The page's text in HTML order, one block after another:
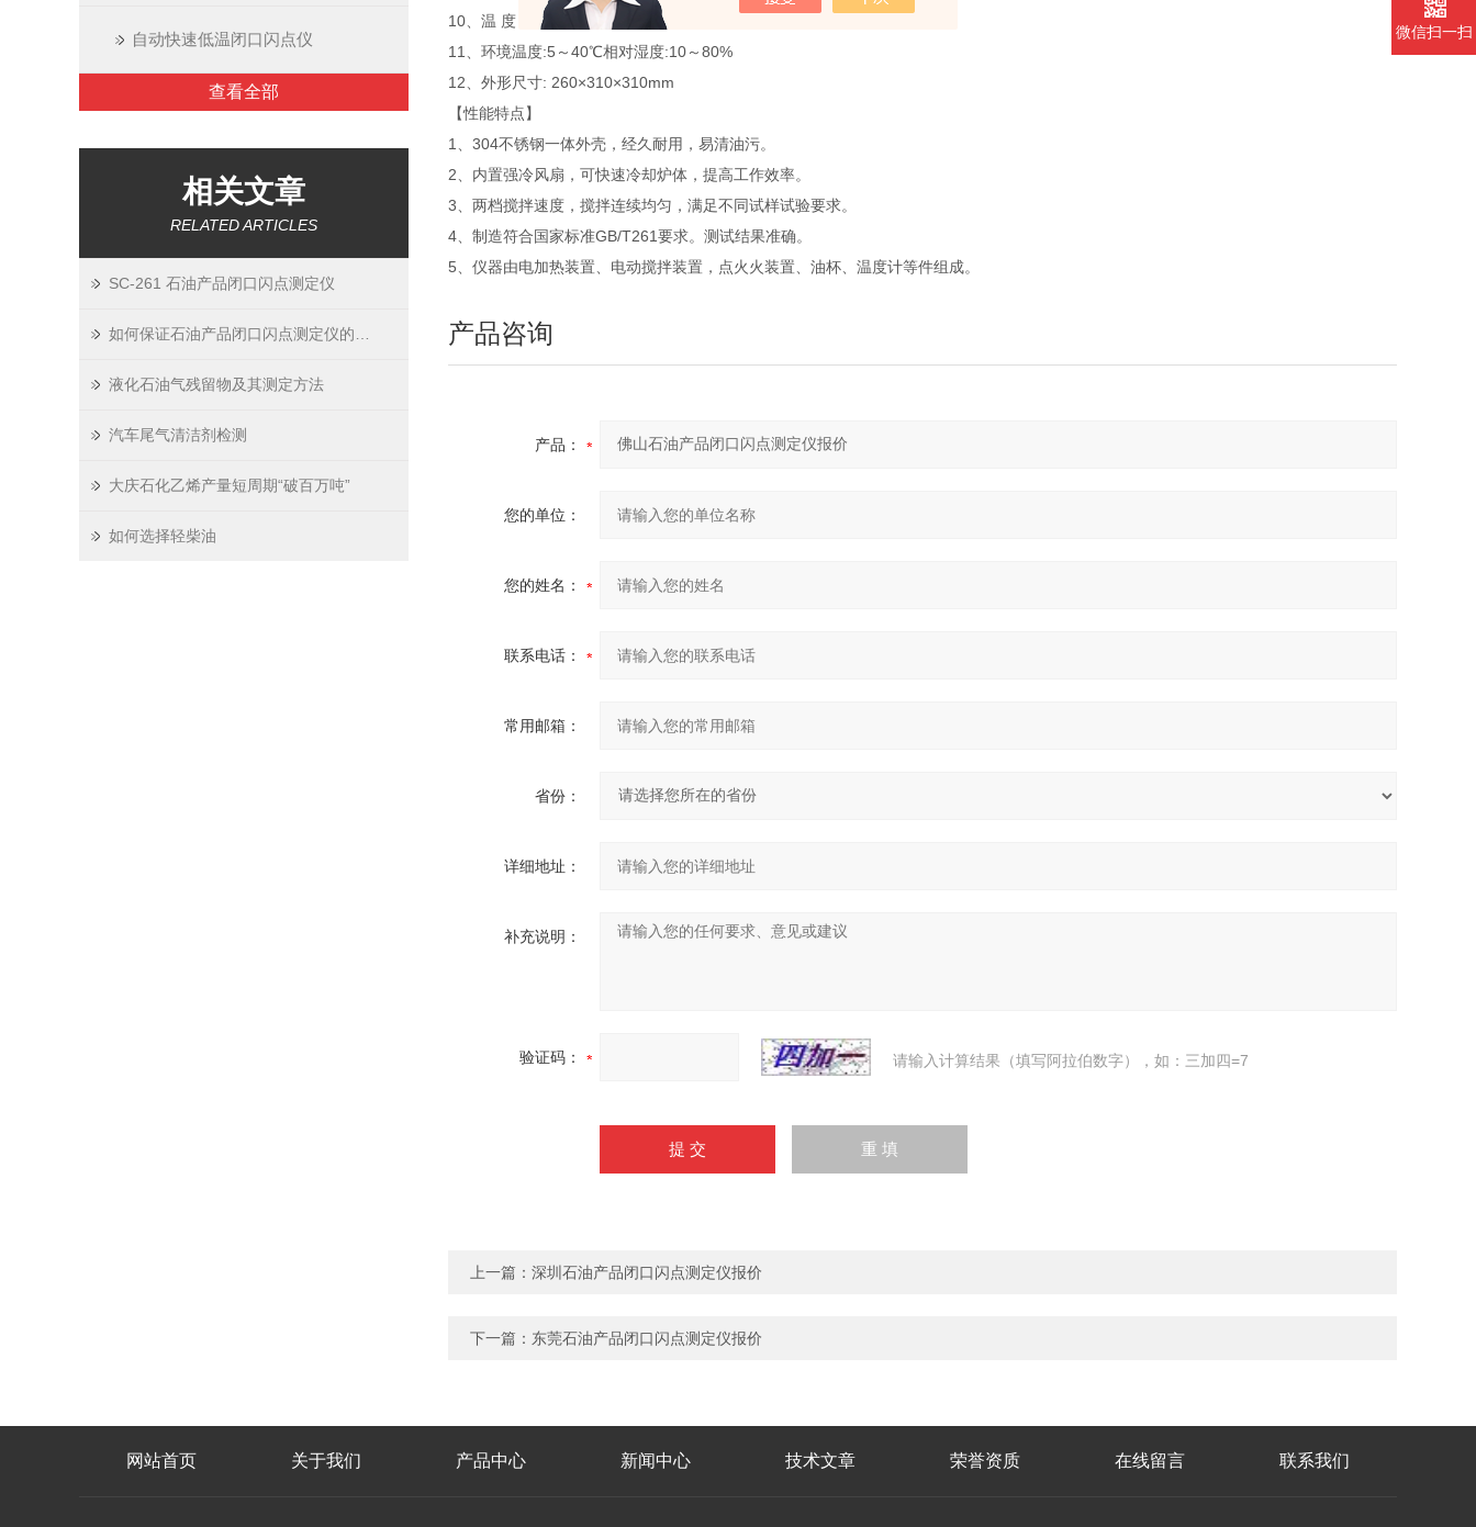
自动快速低温闭口闪点仪
查看全部
相关文章
RELATED ARTICLES
SC-261 石油产品闭口闪点测定仪
液化石油气残留物及其测定方法
汽车尾气清洁剂检测
大庆石化乙烯产量短周期“破百万吨”
如何选择轻柴油
10、温 度 计：符合GB/T514技术条件
11、环境温度:5～40℃相对湿度:10～80%
12、外形尺寸: 260×310×310mm
【性能特点】
1、304不锈钢一体外壳，经久耐用，易清油污。
2、内置强冷风扇，可快速冷却炉体，提高工作效率。
3、两档搅拌速度，搅拌连续均匀，满足不同试样试验要求。
4、制造符合国家标准GB/T261要求。测试结果准确。
5、仪器由电加热装置、电动搅拌装置，点火火装置、油杯、温度计等件组成。
产品咨询
产品：
您的单位：
您的姓名：
联系电话：
常用邮箱：
省份：
详细地址：
补充说明：
验证码： 请输入计算结果（填写阿拉伯数字），如：三加四=7
上一篇： 深圳石油产品闭口闪点测定仪报价
下一篇： 东莞石油产品闭口闪点测定仪报价
网站首页 关于我们 产品中心 新闻中心 技术文章 荣誉资质 在线留言 联系我们
微信扫一扫